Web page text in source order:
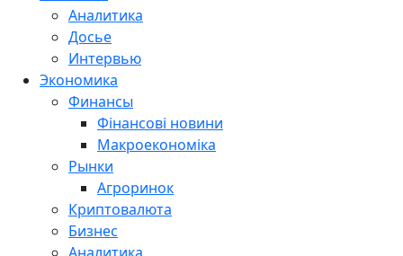
Аналитика
Досье
Интервью
Экономика
Финансы
Фінансові новини
Макроекономіка
Рынки
Агроринок
Криптовалюта
Бизнес